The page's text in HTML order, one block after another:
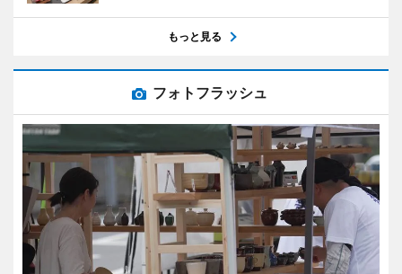
もっと見る
フォトフラッシュ